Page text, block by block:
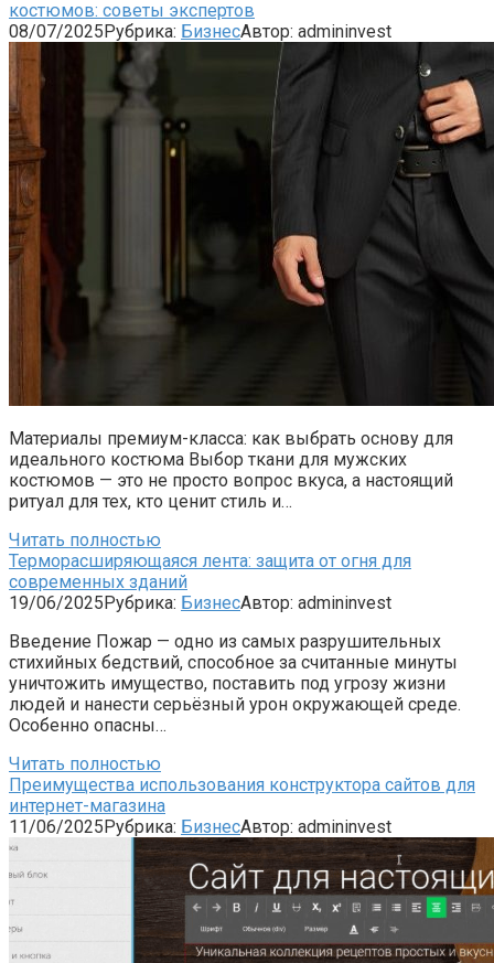
костюмов: советы экспертов
08/07/2025Рубрика: БизнесАвтор: admininvest
Материалы премиум-класса: как выбрать основу для
идеального костюма Выбор ткани для мужских
костюмов — это не просто вопрос вкуса, а настоящий
ритуал для тех, кто ценит стиль и…
Читать полностью
Терморасширяющаяся лента: защита от огня для
современных зданий
19/06/2025Рубрика: БизнесАвтор: admininvest
Введение Пожар — одно из самых разрушительных
стихийных бедствий, способное за считанные минуты
уничтожить имущество, поставить под угрозу жизни
людей и нанести серьёзный урон окружающей среде.
Особенно опасны…
Читать полностью
Преимущества использования конструктора сайтов для
интернет-магазина
11/06/2025Рубрика: БизнесАвтор: admininvest